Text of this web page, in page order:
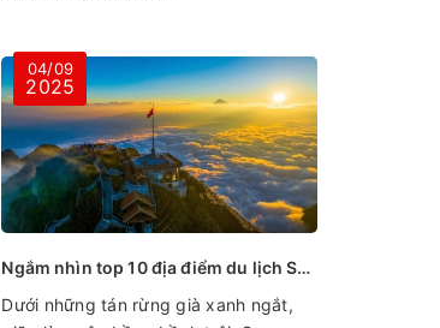
04/09
2025
Ngắm nhìn top 10 địa điểm du lịch Sapa khiến bạn nhớ mãi không quên
Dưới những tán rừng già xanh ngắt,